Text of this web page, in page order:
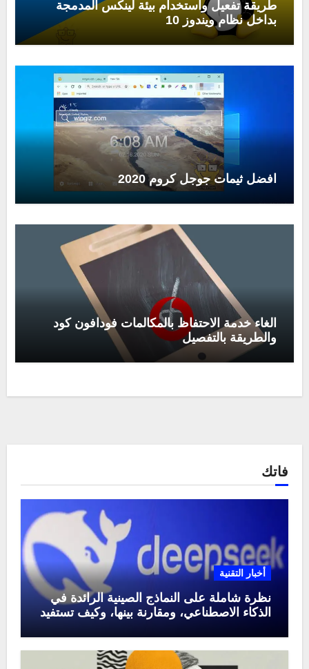
طريقة تفعيل واستخدام بيئة لينكس المدمجة
بداخل نظام ويندوز 10
افضل ثيمات جوجل كروم 2020
الغاء خدمة الاحتفاظ بالمكالمات فودافون كود
والطريقة بالتفصيل
فاتك
أخبار التقنية
نظرة شاملة على النماذج الصينية الرائدة في
الذكاء الاصطناعي، ومقارنة بينها، وكيف تستفيد